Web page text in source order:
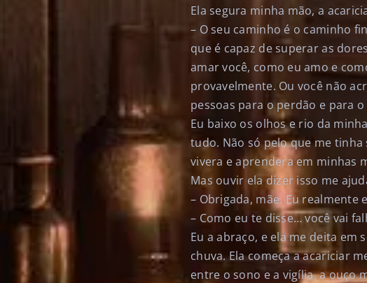
Ela segura minha mão, a
– O seu caminho é o caminho
que é capaz de superar as
amar você, como eu amo e
provavelmente. Ou você não
pessoas para o perdão e para
Eu baixo os olhos e rio da
tudo. Não só pelo que me
vivera e aprendera em minhas
Mas ouvir ela dizer isso me
– Obrigada, mãe. Eu realmente
– Como eu te disse… você vai
Eu a abraço, e ela me deita
chuva. Ela começa a acariciar
entre o sono e a vigília, a ouço